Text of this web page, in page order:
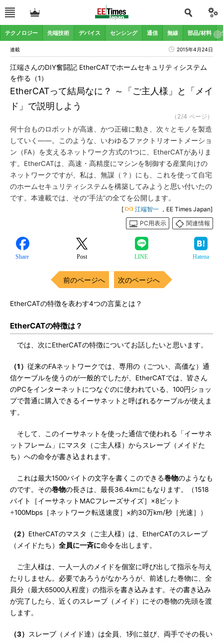
テクノロジー 先端技術 デバイス センシング 通信 無線 部品/材料
連載 2015年4月24日
EtherCATって結局なに？ ～「ご主人様」と「メイ
ド」で説明しよう
江端さんのDIY奮闘記 EtherCATでホームセキュリティシステム
を作る（1）
（2/4 ページ）
何十台ものロボットが高速、かつ正確に動き、次々とモノを製造
していく――。このような、いわゆるファクトリオートメーショ
ン（FA）を支えるネットワーク方式の1つに、EtherCATがありま
す。EtherCATは、高速・高精度にマシンを制御する産業向けの
ネットワークですが、私は、無謀（？）にも、これを使って自宅
のホームセキュリティシステムを構築してみようと思い付いたの
です。本連載では、その“手法”の全てを公開します。
[ 江端智一 ，EE Times Japan]
PC用表示
関連情報
Share Post LINE Hatena
前のページへ 次のページへ
EtherCATの特徴を表わす4つの言葉とは？
EtherCATの特徴は？
では、次にEtherCATの特徴についてお話したいと思います。
（1） 従来のFAネットワークでは、専用の（ごつい、高価な）通
信ケーブルを使うのが一般的でしたが、EtherCATでは、皆さん
のPCをインターネットにつなぐのに使われている、100円ショッ
プで普通に購入できるイーサネットと呼ばれるケーブルが使えま
す。
そして、このイーサネットを使った通信で使われる「イーサネ
ットフレーム」にマスタ（ご主人様）からスレーブ（メイドた
ち）への命令が書き込まれます。
これは最大1500バイトの文字を書くこのできる巻物のようなも
のです。その巻物の長さは、最長36.4kmにもなります。（1518
バイト［イーサネットMACフレーズサイズ］×8ビット
÷100Mbps［ネットワーク転送速度］×約30万km/秒［光速］）
（2） EtherCATのマスタ（ご主人様）は、EtherCATのスレーブ
（メイドたち） 全員に一斉に命令を出します。
ご主人様は、一人一人のメイドを個室に呼び出して指示を与え
たりしません。必要であろうがなかろうが、前述した巻物に、全
員分（最大65000人程度）の指示を書き込みます。その書き込み
が完了したら、近くのスレーブ（メイド）にその巻物の先頭を渡
します。
（3）
スレーブ（メイド達）は全員、1列に並び、両手でその長い